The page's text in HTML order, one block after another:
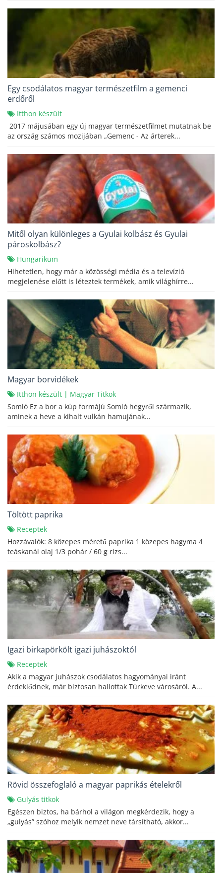
Egy csodálatos magyar természetfilm a gemenci
erdőről
Itthon készült
2017 májusában egy új magyar természetfilmet mutatnak be
az ország számos mozijában „Gemenc - Az árterek...
Mitől olyan különleges a Gyulai kolbász és Gyulai
pároskolbász?
Hungarikum
Hihetetlen, hogy már a közösségi média és a televízió
megjelenése előtt is léteztek termékek, amik világhírre...
Magyar borvidékek
Itthon készült | Magyar Titkok
Somló Ez a bor a kúp formájú Somló hegyről származik,
aminek a heve a kihalt vulkán hamujának...
Töltött paprika
Receptek
Hozzávalók: 8 közepes méretű paprika 1 közepes hagyma 4
teáskanál olaj 1/3 pohár / 60 g rizs...
Igazi birkapörkölt igazi juhászoktól
Receptek
Akik a magyar juhászok csodálatos hagyományai iránt
érdeklődnek, már biztosan hallottak Túrkeve városáról. A...
Rövid összefoglaló a magyar paprikás ételekről
Gulyás titkok
Egészen biztos, ha bárhol a világon megkérdezik, hogy a
„gulyás” szóhoz melyik nemzet neve társítható, akkor...